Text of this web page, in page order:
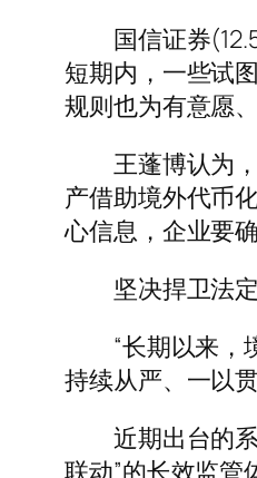
国信证券
短期内，一些试
规则也为有意愿
王蓬博认为，
产借助境外代币
心信息，企业要
坚决捍卫法定
“长期以来，境
持续从严、一以
近期出台的系